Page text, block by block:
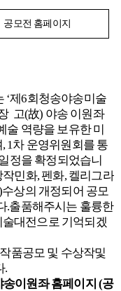
공모전 홈페이지
‘제6회청송야송미술
고(故) 야송 이원좌
술 역량을 보유한 미
1차 운영위원회를 통
정을 확정되었습니
민화, 펜화, 켈리그라
상의 개정되어 공모
.출품해주시는 훌륭한
대전으로 기억되겠
품공모 및 수상작및
.
이원좌 홈페이지 (공